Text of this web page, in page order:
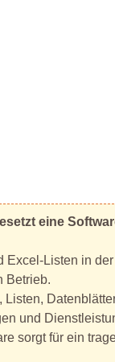
eine
Excel-Listen in
Betrieb.
Listen,
und
sorgt für ein